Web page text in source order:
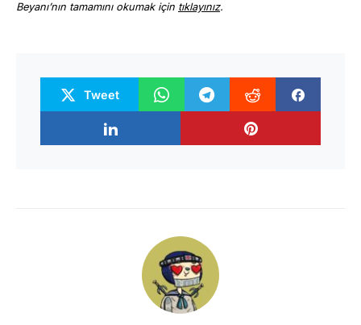
Beyanı’nın tamamını okumak için tıklayınız.
Tweet